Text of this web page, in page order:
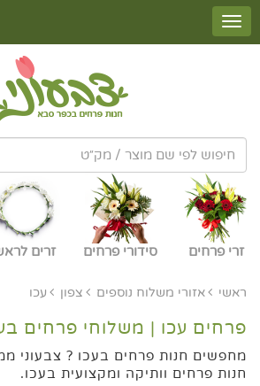
זרי פרחים סידורי פרחים זרים
ראשי אזורי משלוח נוספים צפון עכו
פרחים עכו | משלוחי פרחים
מחפשים חנות פרחים בעכו ? צבעוני
חנות פרחים וותיקה ומקצועית בעכו.